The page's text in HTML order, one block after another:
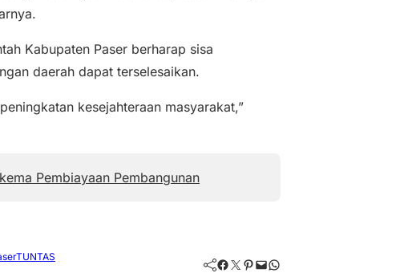
Kabupaten Paser berharap sisa
daerah dapat terselesaikan.
kesejahteraan masyarakat,”
Pembiayaan Pembangunan
Facebook Twitter Pinterest Mail WhatsApp